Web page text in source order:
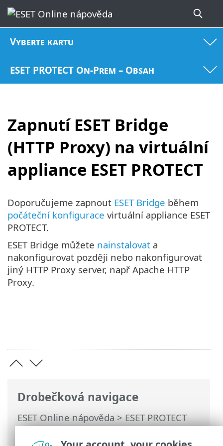
Vyberte kartu
ESET PROTECT On-Prem – Obsah
Zapnutí ESET Bridge
(HTTP Proxy) na virtuální
appliance ESET PROTECT
Drobečková navigace
ESET Online nápověda>ESET PROTECT
On-Prem>FAQ> Zapnutí ESET Bridge
(HTTP Proxy) na virtuální appliance ESET
Doporučujeme zapnout ESET Bridge během
počáteční konfigurace virtuální appliance ESET
PROTECT.
ESET Bridge můžete nainstalovat a
nakonfigurovat později nebo nakonfigurovat
jiný HTTP Proxy server, např Apache HTTP
Proxy.